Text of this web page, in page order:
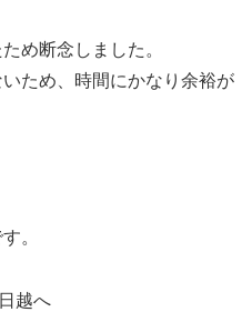
断念しました。
め、時間にかなり余裕が
。
越へ